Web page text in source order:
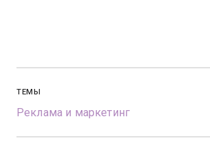
ТЕМЫ
Реклама и маркетинг